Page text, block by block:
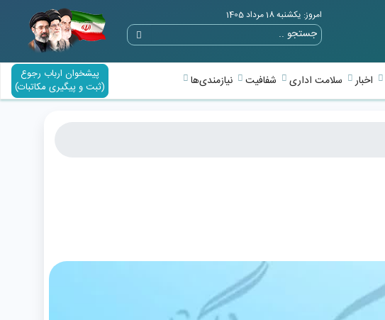
امروز: یکشنبه 18 مرداد 1405
پیشخوان ارباب رجوع
(ثبت و پیگیری مکاتبات)
اخبار سلامت اداری شفافیت نیازمندی‌ها